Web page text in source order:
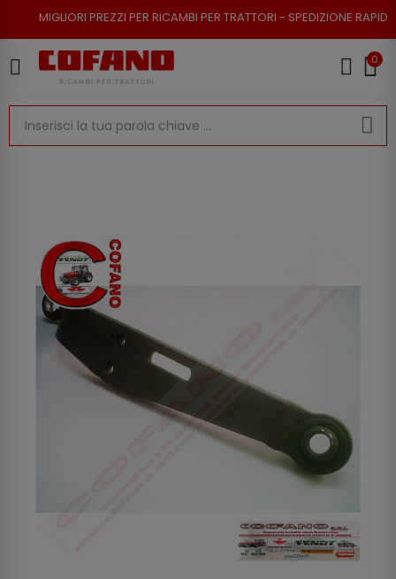
PREZZI PER RICAMBI PER TRATTORI - SPEDIZIONE RAPIDA - RESO
0